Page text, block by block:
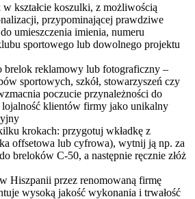
kształcie koszulki, z możliwością
przypominającej prawdziwe
umieszczenia imienia, numeru
sportowego lub dowolnego projektu
brelok reklamowy lub fotograficzny –
sportowych, szkół, stowarzyszeń czy
poczucie przynależności do
lojalność klientów firmy jako unikalny
krokach: przygotuj wkładkę z
offsetowa lub cyfrowa), wytnij ją np. za
breloków C-50, a następnie ręcznie złóż
Hiszpanii przez renomowaną firmę
wysoką jakość wykonania i trwałość